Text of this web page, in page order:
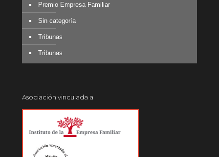
Premio Empresa Familiar
Sin categoría
Tribunas
Tribunas
Asociación vinculada a